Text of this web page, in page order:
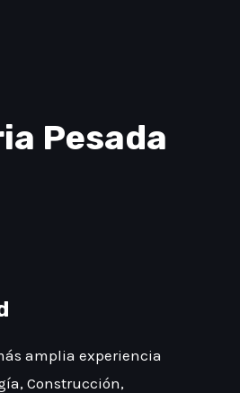
Pesada
amplia experiencia
Construcción,